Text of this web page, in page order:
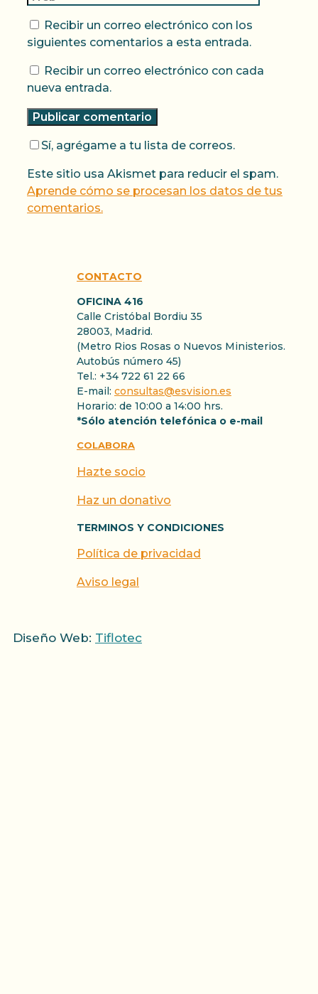
Recibir un correo electrónico con los
siguientes comentarios a esta entrada.
Recibir un correo electrónico con cada
nueva entrada.
Sí, agrégame a tu lista de correos.
Este sitio usa Akismet para reducir el spam.
Aprende cómo se procesan los datos de tus
comentarios.
CONTACTO
OFICINA 416
Calle Cristóbal Bordiu 35
28003, Madrid.
(Metro Rios Rosas o Nuevos Ministerios.
Autobús número 45)
Tel.: +34 722 61 22 66
E-mail: consultas@esvision.es
Horario: de 10:00 a 14:00 hrs.
*Sólo atención telefónica o e-mail
COLABORA
Hazte socio
Haz un donativo
TERMINOS Y CONDICIONES
Política de privacidad
Aviso legal
Diseño Web: Tiflotec